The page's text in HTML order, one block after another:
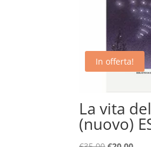
In offerta!
La vita
(nuovo)